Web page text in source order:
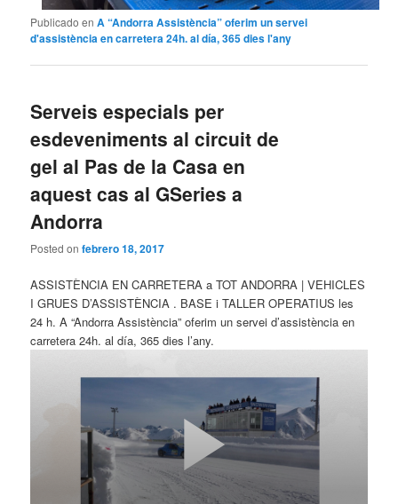
Publicado en A “Andorra Assistència” oferim un servei
d'assistència en carretera 24h. al día, 365 dies l'any
Serveis especials per
esdeveniments al circuit de
gel al Pas de la Casa en
aquest cas al GSeries a
Andorra
Posted onfebrero 18, 2017
ASSISTÈNCIA EN CARRETERA a TOT ANDORRA | VEHICLES
I GRUES D’ASSISTÈNCIA . BASE i TALLER OPERATIUS les
24 h. A “Andorra Assistència” oferim un servei d’assistència en
carretera 24h. al día, 365 dies l’any.